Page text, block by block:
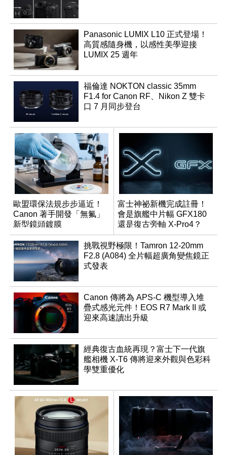
Panasonic LUMIX L10 正式登場！
高質感隨身機，以感性美學迎接
LUMIX 25 週年
福倫達 NOKTON classic 35mm
F1.4 for Canon RF、Nikon Z 雙卡
口 7 月同步登台
歐盟環保法規步步逼近！
Canon 著手開發「無氟」
新型鏡頭鍍膜
富士神祕新機完成註冊！
會是旗艦中片幅 GFX180
還是復古旁軸 X-Pro4？
挑戰視野極限！Tamron 12-20mm
F2.8 (A084) 全片幅超廣角變焦鏡正
式發表
Canon 傳將為 APS-C 機型導入堆
疊式感光元件！EOS R7 Mark II 或
迎來高速讀出升級
經典復古血統再現？富士下一代旗
艦相機 X-T6 傳將迎來外觀與色彩科
學雙重優化